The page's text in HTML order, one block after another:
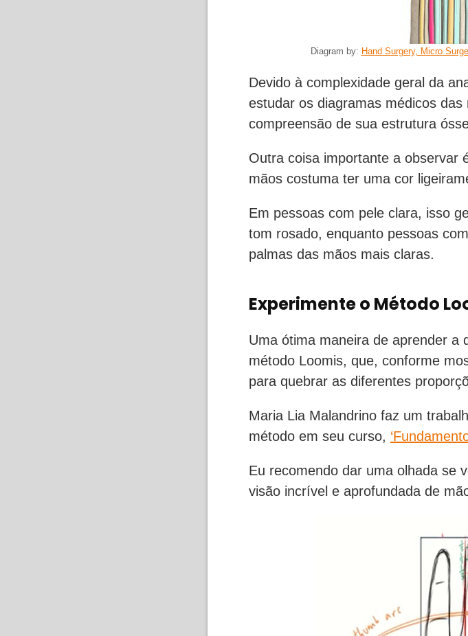
Diagram by: Hand Surgery, Micro
Devido à complexidade geral da
estudar os diagramas médicos
compreensão de sua estrutura
Outra coisa importante a observar
mãos costuma ter uma cor
Em pessoas com pele clara, isso
tom rosado, enquanto pessoas
palmas das mãos mais claras.
Experimente o Método
Uma ótima maneira de aprender a
método Loomis, que, conforme
para quebrar as diferentes
Maria Lia Malandrino faz um
método em seu curso,
Eu recomendo dar uma olhada se
visão incrível e aprofundada de